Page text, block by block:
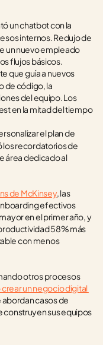
un chatbot con la
internos. Redujo de
un nuevo empleado
flujos básicos.
que guía a nuevos
de código, la
del equipo. Los
en la mitad del tiempo
el plan de
los recordatorios de
área dedicado al
de McKinsey, las
efectivos
en el primer año, y
58% más
con menos
otros procesos
un negocio digital
abordan casos de
sus equipos